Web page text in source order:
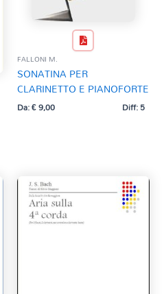
FALLONI M.
SONATINA PER
CLARINETTO E PIANOFORTE
Da:€9,00 Diff: 5